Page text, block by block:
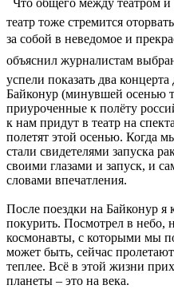
 Что общего между театром
театр тоже стремится
за собой в неведомое и
объяснил журналистам
успели показать два
Байконур (минувшей осенью
приуроченные к полёту
к нам придут в театр на
полетят этой осенью. Когда
стали свидетелями запуска
своими глазами и запуск, и
словами впечатления.
После поездки на Байконур я
покурить. Посмотрел в
космонавты, с которыми мы
может быть, сейчас
теплее. Всё в этой жизни
планеты – это на века.